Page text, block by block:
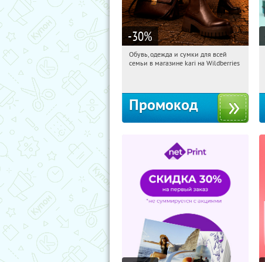
-30%
13:15:59 Получили:
Обувь, одежда и сумки для всей
семьи в магазине kari на Wildberries
Промокод